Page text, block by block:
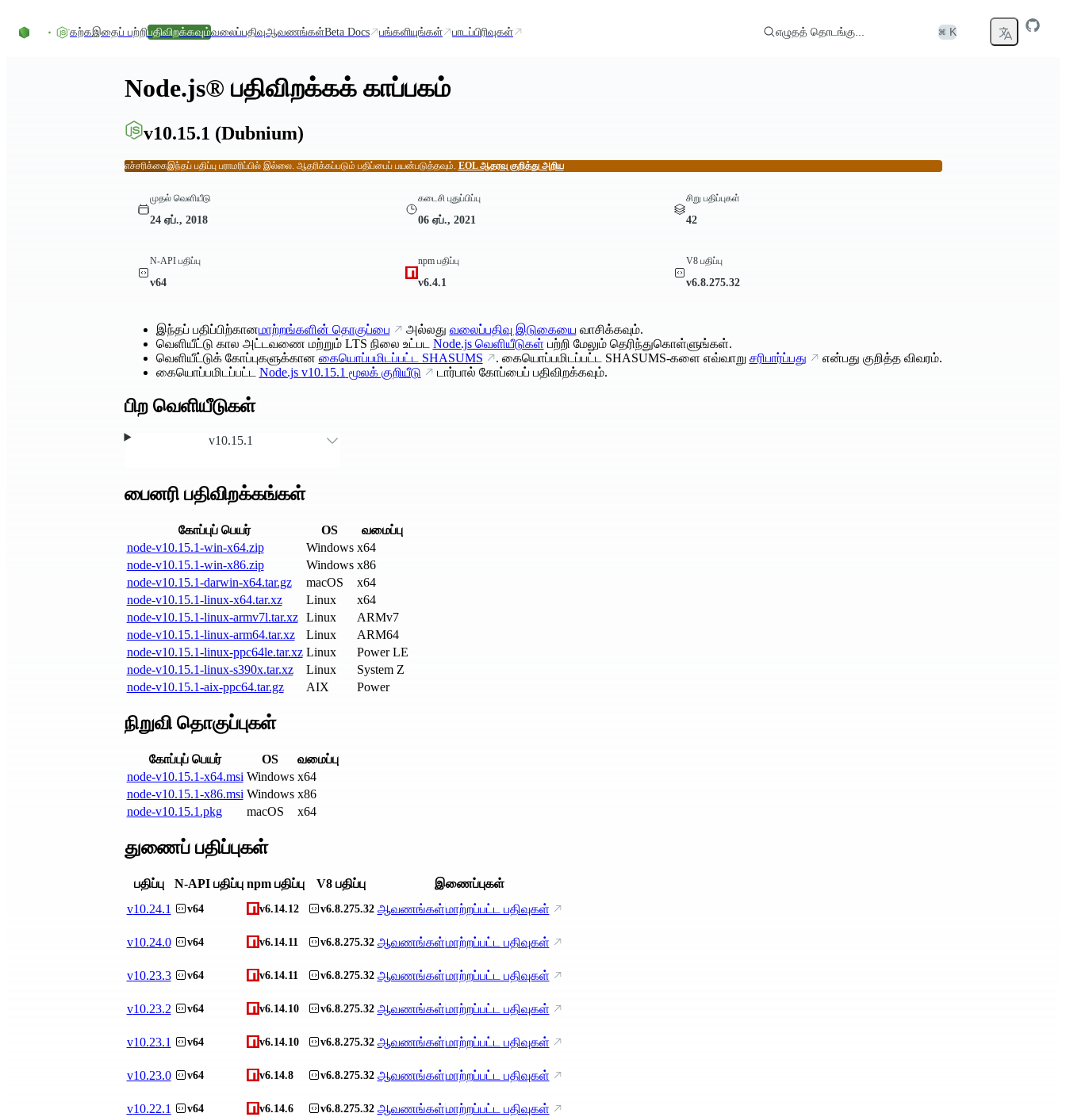
கற்கஇதைப் பற்றிபதிவிறக்கவும்வலைப்பதிவுஆவணங்கள்Beta Docs பங்களியுங்கள் பாடப்பிரிவுகள் எழுதத் தொடங்கு... ⌘ K
Node.js® பதிவிறக்கக் காப்பகம்
v10.15.1 (Dubnium)
எச்சரிக்கைஇந்தப் பதிப்பு பராமரிப்பில் இல்லை. ஆதரிக்கப்படும் பதிப்பைப் பயன்படுத்தவும். EOL ஆதரவு குறித்து அறிய
முதல் வெளியீடு
24 ஏப்., 2018
கடைசி புதுப்பிப்பு
06 ஏப்., 2021
சிறு பதிப்புகள்
42
N-API பதிப்பு
v64
npm பதிப்பு
v6.4.1
V8 பதிப்பு
v6.8.275.32
இந்தப் பதிப்பிற்கானமாற்றங்களின் தொகுப்பை அல்லது வலைப்பதிவு இடுகையை வாசிக்கவும்.
வெளியீட்டு கால அட்டவணை மற்றும் LTS நிலை உட்பட Node.js வெளியீடுகள் பற்றி மேலும் தெரிந்துகொள்ளுங்கள்.
வெளியீட்டுக் கோப்புகளுக்கான கையொப்பமிடப்பட்ட SHASUMS . கையொப்பமிடப்பட்ட SHASUMS-களை எவ்வாறு சரிபார்ப்பது
என்பது குறித்த விவரம்.
கையொப்பமிடப்பட்ட Node.js v10.15.1 மூலக் குறியீடு டார்பால் கோப்பைப் பதிவிறக்கவும்.
பிற வெளியீடுகள்
v10.15.1
பைனரி பதிவிறக்கங்கள்
கோப்புப் பெயர் OS
வமைப்பு
node-v10.15.1-win-x64.zip
Windows x64
node-v10.15.1-win-x86.zip
Windows x86
node-v10.15.1-darwin-x64.tar.gz
macOS
x64
node-v10.15.1-linux-x64.tar.xz
Linux
x64
node-v10.15.1-linux-armv7l.tar.xz
Linux
ARMv7
node-v10.15.1-linux-arm64.tar.xz
Linux
ARM64
node-v10.15.1-linux-ppc64le.tar.xz Linux
Power LE
node-v10.15.1-linux-s390x.tar.xz
Linux
System Z
node-v10.15.1-aix-ppc64.tar.gz
AIX Power
நிறுவி தொகுப்புகள்
கோப்புப் பெயர் OS
வமைப்பு
node-v10.15.1-x64.msi Windows x64
node-v10.15.1-x86.msi Windows x86
node-v10.15.1.pkg
macOS x64
துணைப் பதிப்புகள்
பதிப்பு N-API பதிப்பு npm பதிப்பு V8 பதிப்பு
இணைப்புகள்
v10.24.1 v64 v6.14.12 v6.8.275.32 ஆவணங்கள்மாற்றப்பட்ட பதிவுகள்
v10.24.0 v64 v6.14.11 v6.8.275.32 ஆவணங்கள்மாற்றப்பட்ட பதிவுகள்
v10.23.3 v64 v6.14.11 v6.8.275.32 ஆவணங்கள்மாற்றப்பட்ட பதிவுகள்
v10.23.2 v64 v6.14.10 v6.8.275.32 ஆவணங்கள்மாற்றப்பட்ட பதிவுகள்
v10.23.1 v64 v6.14.10 v6.8.275.32 ஆவணங்கள்மாற்றப்பட்ட பதிவுகள்
v10.23.0 v64 v6.14.8 v6.8.275.32 ஆவணங்கள்மாற்றப்பட்ட பதிவுகள்
v10.22.1 v64 v6.14.6 v6.8.275.32 ஆவணங்கள்மாற்றப்பட்ட பதிவுகள்